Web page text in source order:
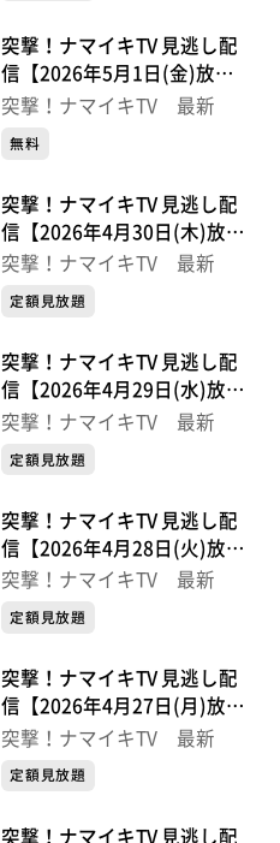
突撃！ナマイキTV 見逃し配
信【2026年5月1日(金)放送
分】
突撃！ナマイキTV 最新
無料
突撃！ナマイキTV 見逃し配
信【2026年4月30日(木)放送
分】
突撃！ナマイキTV 最新
定額見放題
突撃！ナマイキTV 見逃し配
信【2026年4月29日(水)放送
分】
突撃！ナマイキTV 最新
定額見放題
突撃！ナマイキTV 見逃し配
信【2026年4月28日(火)放送
分】
突撃！ナマイキTV 最新
定額見放題
突撃！ナマイキTV 見逃し配
信【2026年4月27日(月)放送
分】
突撃！ナマイキTV 最新
定額見放題
突撃！ナマイキTV 見逃し配